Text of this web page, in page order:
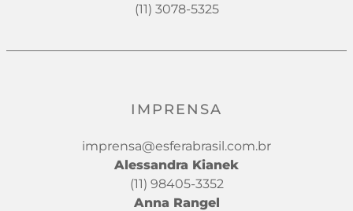
(11) 3078-5325
IMPRENSA
imprensa@esferabrasil.com.br
Alessandra Kianek
(11) 98405-3352
Anna Rangel